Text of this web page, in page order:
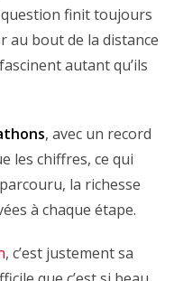
finit toujours
au bout de la distance
autant qu’ils
, avec un record
les chiffres, ce qui
la richesse
à chaque étape.
, c’est justement sa